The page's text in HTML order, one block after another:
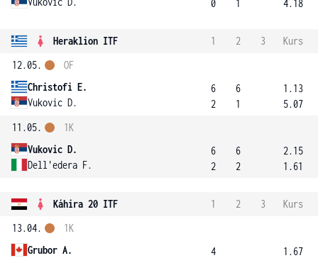
0
1
4.18
Heraklion ITF 1 2 3
Kurs
12.05.
Christofi E.
Vukovic D.
OF
6
2
6
1
1.13
5.07
11.05.
Vukovic D.
Dell'edera F.
1K
6
2
6
2
2.15
1.61
Káhira 20 ITF 1 2 3
Kurs
13.04.
Grubor A.
1K
4
1.67